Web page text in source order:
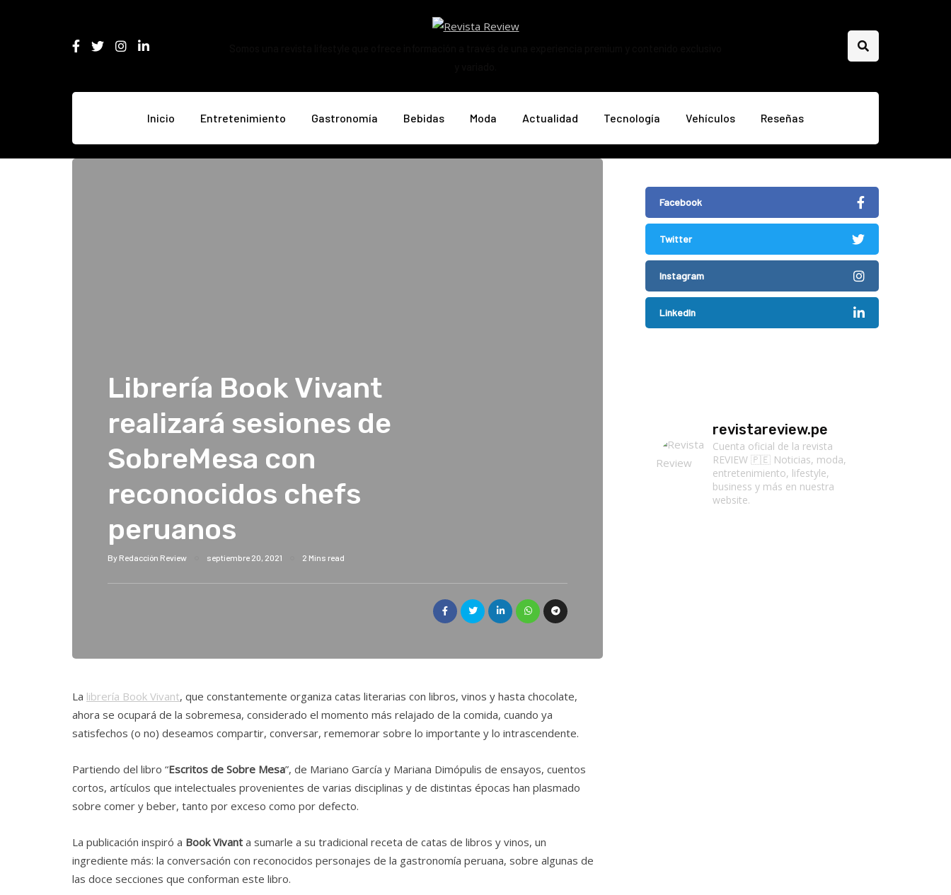
Inicio Entretenimiento Gastronomía Bebidas Moda Actualidad Tecnología Vehículos Reseñas
Librería Book Vivant
realizará sesiones de
SobreMesa con
reconocidos chefs
peruanos
By Redacción Review septiembre 20, 2021 2 Mins read
La librería Book Vivant, que constantemente organiza catas literarias con libros, vinos y hasta chocolate,
ahora se ocupará de la sobremesa, considerado el momento más relajado de la comida, cuando ya
satisfechos (o no) deseamos compartir, conversar, rememorar sobre lo importante y lo intrascendente.
Partiendo del libro “Escritos de Sobre Mesa”, de Mariano García y Mariana Dimópulis de ensayos, cuentos
cortos, artículos que intelectuales provenientes de varias disciplinas y de distintas épocas han plasmado
sobre comer y beber, tanto por exceso como por defecto.
La publicación inspiró a Book Vivant a sumarle a su tradicional receta de catas de libros y vinos, un
ingrediente más: la conversación con reconocidos personajes de la gastronomía peruana, sobre algunas de
las doce secciones que conforman este libro.
Facebook
Twitter
Instagram
LinkedIn
revistareview.pe
Cuenta oficial de la revista
REVIEW 🇵🇪 Noticias, moda,
entretenimiento, lifestyle,
business y más en nuestra
website.